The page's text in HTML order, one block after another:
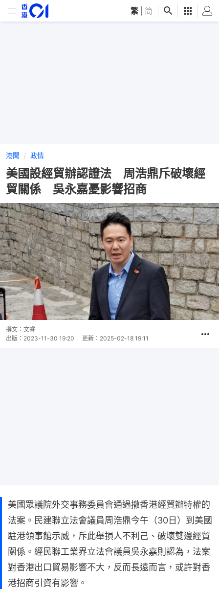
繁 简
港聞 政情
美國設經貿辦認證法 周浩鼎斥破壞經
貿關係 吳永嘉憂影響招商
撰文： 文睿
出版： 2023-11-30 19:20 更新： 2025-02-18 19:11
美國眾議院外交事務委員會通過撤香港經貿辦特權的
法案。民建聯立法會議員周浩鼎今午（30日）到美國
駐港領事館示威，斥此舉損人不利己、破壞雙邊經貿
關係。經民聯工業界立法會議員吳永嘉則認為，法案
對香港出口貿易影響不大，反而長遠而言，或許對香
港招商引資有影響。